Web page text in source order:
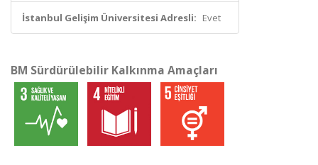
İstanbul Gelişim Üniversitesi Adresli: Evet
BM Sürdürülebilir Kalkınma Amaçları